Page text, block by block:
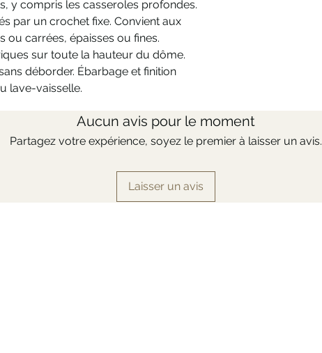
y compris les casseroles profondes.
par un crochet fixe. Convient aux
ou carrées, épaisses ou fines.
sur toute la hauteur du dôme.
déborder. Ébarbage et finition
lave-vaisselle.
Aucun avis pour le moment
Partagez votre expérience, soyez le premier à laisser un avis.
Laisser un avis